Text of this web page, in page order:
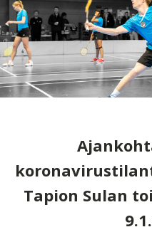
Tapion Sulan